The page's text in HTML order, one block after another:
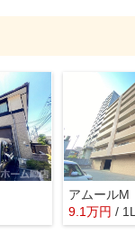
アムールM
9.1万円 /